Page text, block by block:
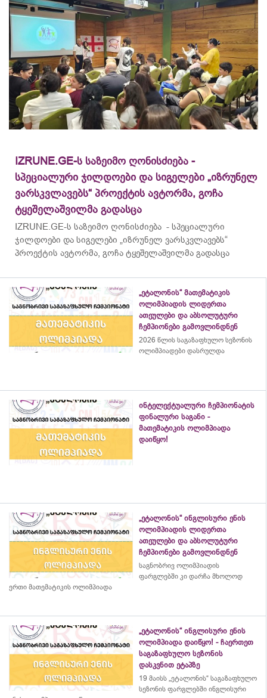
IZRUNE.GE-ს საზეიმო ღონისძიება -
სპეციალური ჯილდოები და სიგელები „იზრუნელ
ვარსკვლავებს“ პროექტის ავტორმა, გოჩა
ტყეშელაშვილმა გადასცა
IZRUNE.GE-ს საზეიმო ღონისძიება - სპეციალური
ჯილდოები და სიგელები „იზრუნელ ვარსკვლავებს“
პროექტის ავტორმა, გოჩა ტყეშელაშვილმა გადასცა
„ეტალონის“ მათემატიკის
ოლიმპიადის ლიდერთა
ათეულები და აბსოლუტური
ჩემპიონები გამოვლინდნენ
2026 წლის საგაზაფხულო სეზონის
ოლიმპიადები დასრულდა
ინტელექტუალური ჩემპიონატის
ფინალური საგანი -
მათემატიკის ოლიმპიადა
დაიწყო!
„ეტალონის“ ინგლისური ენის
ოლიმპიადის ლიდერთა
ათეულები და აბსოლუტური
ჩემპიონები გამოვლინდნენ
საგნობრივ ოლიმპიადის
ფარგლებში კი დარჩა მხოლოდ
ერთი მათემატიკის ოლიმპიადა
„ეტალონის“ ინგლისური ენის
ოლიმპიადა დაიწყო! - ჩაერთეთ
საგაზაფხულო სეზონის
დასკვნით ეტაპზე
19 მაისს „ეტალონის“ საგაზაფხულო
სეზონის ფარგლებში ინგლისური